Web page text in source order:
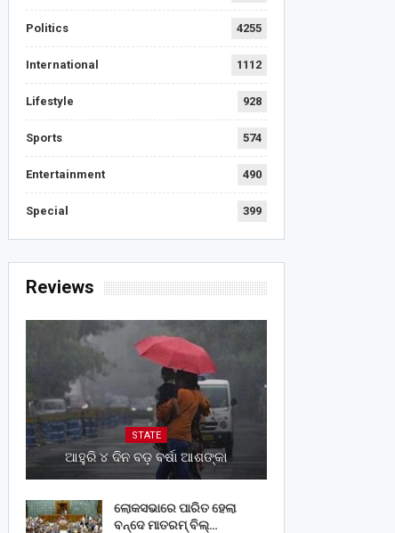
Politics 4255
International 1112
Lifestyle 928
Sports 574
Entertainment 490
Special 399
Reviews
STATE
ଆହୁରି ୪ ଦିନ ବଡ଼ ବର୍ଷା ଆଶଙ୍କା
ଲୋକସଭାରେ ପାରିତ ହେଲା
ବନ୍ଦେ ମାତରମ୍‌ ବିଲ୍‌…